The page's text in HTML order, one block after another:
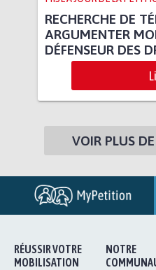
RECHERCHE DE
ARGUMENTER
DÉFENSEUR DES
VOIR PLUS
RÉUSSIR VOTRE
MOBILISATION
NOTRE